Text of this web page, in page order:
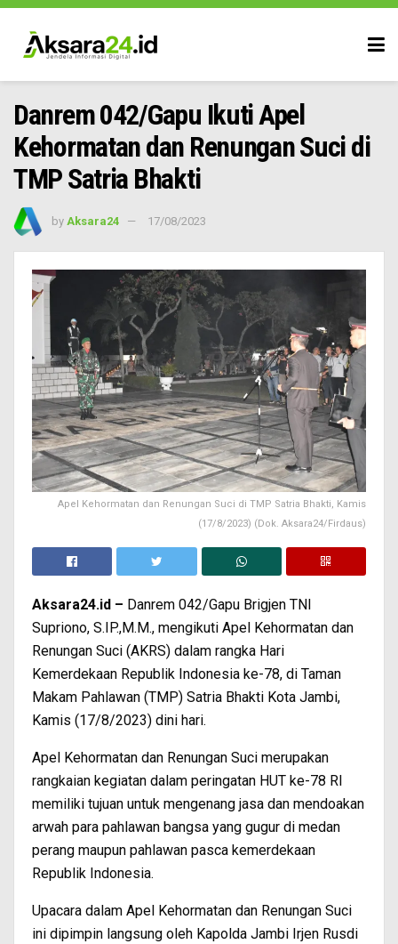
Danrem 042/Gapu Ikuti Apel
Kehormatan dan Renungan Suci di
TMP Satria Bhakti
by Aksara24 17/08/2023
Apel Kehormatan dan Renungan Suci di TMP Satria Bhakti, Kamis
(17/8/2023) (Dok. Aksara24/Firdaus)
Aksara24.id – Danrem 042/Gapu Brigjen TNI
Supriono, S.IP.,M.M., mengikuti Apel Kehormatan dan
Renungan Suci (AKRS) dalam rangka Hari
Kemerdekaan Republik Indonesia ke-78, di Taman
Makam Pahlawan (TMP) Satria Bhakti Kota Jambi,
Kamis (17/8/2023) dini hari.
Apel Kehormatan dan Renungan Suci merupakan
rangkaian kegiatan dalam peringatan HUT ke-78 RI
memiliki tujuan untuk mengenang jasa dan mendoakan
arwah para pahlawan bangsa yang gugur di medan
perang maupun pahlawan pasca kemerdekaan
Republik Indonesia.
Upacara dalam Apel Kehormatan dan Renungan Suci
ini dipimpin langsung oleh Kapolda Jambi Irjen Rusdi